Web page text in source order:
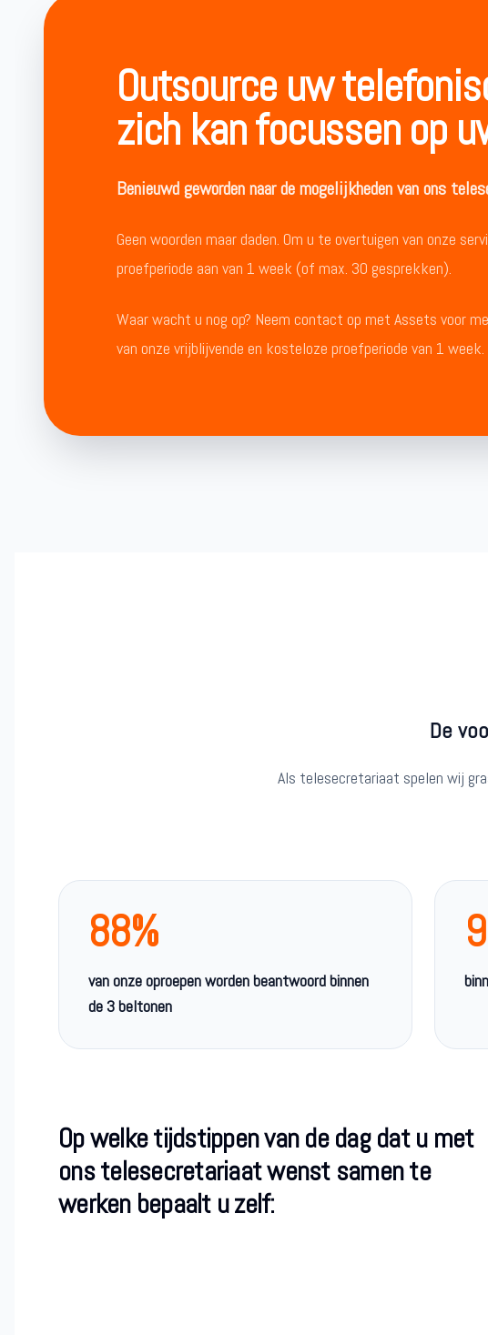
Outsource uw
zich kan focussen op
Benieuwd geworden naar de mogelijkheden van ons
Geen woorden maar daden. Om u te overtuigen van onze
proefperiode aan van 1 week (of max. 30 gesprekken).
Waar wacht u nog op? Neem contact op met Assets voor
van onze vrijblijvende en kosteloze proefperiode van 1 week.
De
Als telesecretariaat spelen wij
88%
van onze oproepen worden beantwoord binnen
de 3 beltonen
Op welke tijdstippen van de dag dat u met
ons telesecretariaat wenst samen te
werken bepaalt u zelf: